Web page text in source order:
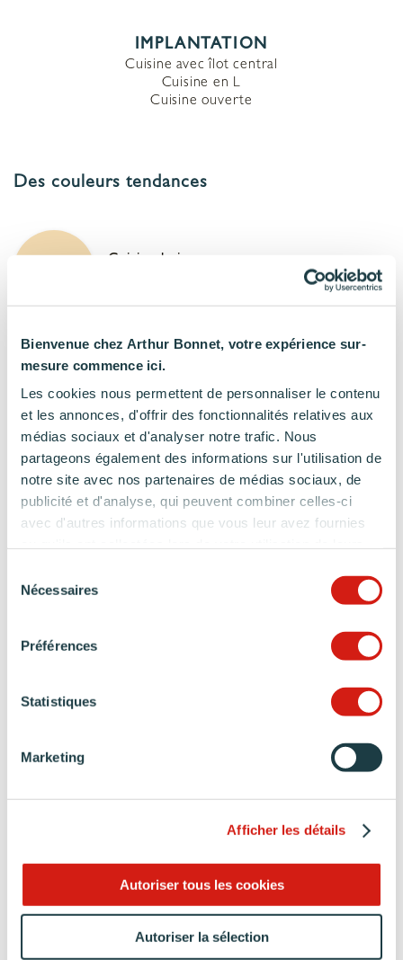
Bienvenue chez Arthur Bonnet, votre expérience sur-
mesure commence ici.
Les cookies nous permettent de personnaliser le contenu
et les annonces, d'offrir des fonctionnalités relatives aux
médias sociaux et d'analyser notre trafic. Nous
partageons également des informations sur l'utilisation de
notre site avec nos partenaires de médias sociaux, de
publicité et d'analyse, qui peuvent combiner celles-ci
avec d'autres informations que vous leur avez fournies
Nécessaires
Préférences
Statistiques
Marketing
Afficher les détails
Autoriser tous les cookies
Autoriser la sélection
IMPLANTATION
Cuisine avec îlot central
Cuisine en L
Cuisine ouverte
Des couleurs tendances
Cuisine beige
Cuisine décor bois
Des matériaux premiums
Une finition empreinte de modernité et de sobriété